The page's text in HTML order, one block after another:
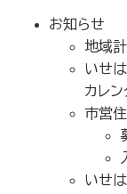
お知らせ
地域
いせ
カレ
市営
いせ